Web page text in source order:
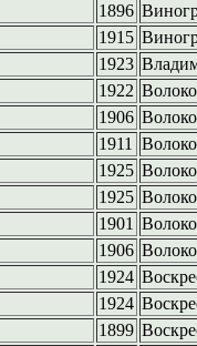
1896
1915
1923
1922
1906
1911
1925
1925
1901
1906
1924
1924
1899